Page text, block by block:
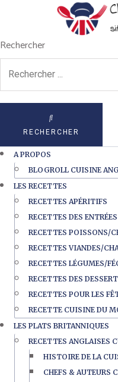
Rechercher
RECHERCHER
A PROPOS
BLOGROLL CUISINE
LES RECETTES
RECETTES APÉRITIFS
RECETTES DES ENTRÉES
RECETTES POISSONS/
RECETTES VIANDES/
RECETTES LÉGUMES/
RECETTES DES
RECETTES POUR LES
RECETTE CUISINE DU
LES PLATS BRITANNIQUES
RECETTES ANGLAISES
HISTOIRE DE LA
CHEFS & AUTEURS